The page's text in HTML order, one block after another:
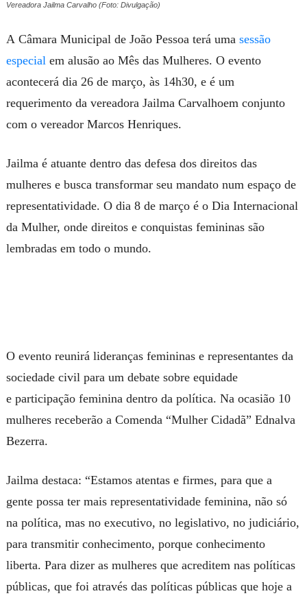
Vereadora Jailma Carvalho (Foto: Divulgação)
A Câmara Municipal de João Pessoaterá uma sessão
especialem alusão ao Mês das Mulheres. O evento
acontecerá dia 26 de março, às 14h30, e é um
requerimento da vereadora Jailma Carvalhoem conjunto
com o vereador Marcos Henriques.
Jailma é atuante dentro das defesa dos direitos das
mulheres e busca transformar seu mandato num espaço de
representatividade. O dia 8 de março é o Dia Internacional
da Mulher, onde direitos e conquistas femininas são
lembradas em todo o mundo.
O evento reunirá lideranças femininase representantes da
sociedade civil para um debate sobre equidade
e participação femininadentro da política. Na ocasião 10
mulheres receberão a Comenda “Mulher Cidadã” Ednalva
Bezerra.
Jailma destaca: “Estamos atentas e firmes, para que a
gente possa ter mais representatividade feminina, não só
na política, mas no executivo, no legislativo, no judiciário,
para transmitir conhecimento, porque conhecimento
liberta. Para dizer as mulheres que acreditem nas políticas
públicas, que foi através das políticas públicas que hoje a